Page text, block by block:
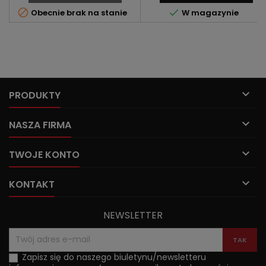
 Obecnie brak na stanie  W magazynie
PRODUKTY 
NASZA FIRMA 
TWOJE KONTO 
KONTAKT 
NEWSLETTER
Zapisz się do naszego biuletynu/newsletteru